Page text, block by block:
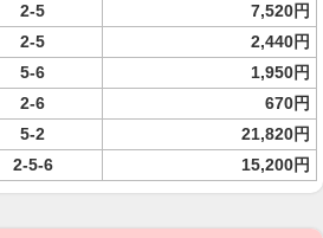
2-5 7,520円
2-5
2,440円
5-6
1,950円
2-6
670円
5-2
21,820円
2-5-6 15,200円